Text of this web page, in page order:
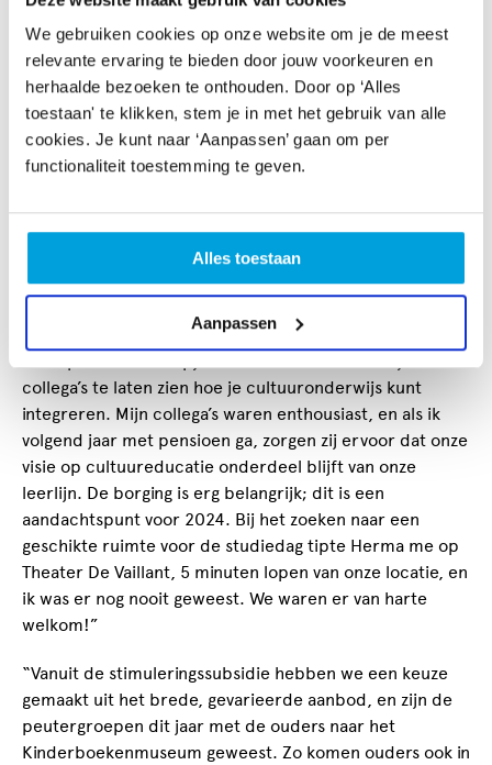
We gebruiken cookies op onze website om je de meest
relevante ervaring te bieden door jouw voorkeuren en
herhaalde bezoeken te onthouden. Door op ‘Alles
toestaan' te klikken, stem je in met het gebruik van alle
cookies. Je kunt naar ‘Aanpassen’ gaan om per
functionaliteit toestemming te geven.
Alles toestaan
Aanpassen
aan de slag kon.
Bij de Icc-cursus werd een cultuurplan geschreven
waarin onder andere stond: “Cultuuronderwijs kan goed
aansluiten bij de speerpunten die we hebben
geformuleerd in onze pedagogische beleidsplannen.
Leren door te spelen, te ontdekken, te proberen, alleen
stond een studieochtend gepland voor de pedagogische
medewerkers, samen met de onderbouwleerkrachten
van de Van Ostadeschool. Els vertelt: Na de training van
vormgegeven en kon ik gebruikmaken van werkvormen
collega’s te laten zien hoe je cultuuronderwijs kunt
integreren. Mijn collega’s waren enthousiast, en als ik
volgend jaar met pensioen ga, zorgen zij ervoor dat onze
visie op cultuureducatie onderdeel blijft van onze
leerlijn. De borging is erg belangrijk; dit is een
aandachtspunt voor 2024. Bij het zoeken naar een
geschikte ruimte voor de studiedag tipte Herma me op
Theater De Vaillant, 5 minuten lopen van onze locatie, en
ik was er nog nooit geweest. We waren er van harte
welkom!”
“Vanuit de stimuleringssubsidie hebben we een keuze
gemaakt uit het brede, gevarieerde aanbod, en zijn de
peutergroepen dit jaar met de ouders naar het
Kinderboekenmuseum geweest. Zo komen ouders ook in